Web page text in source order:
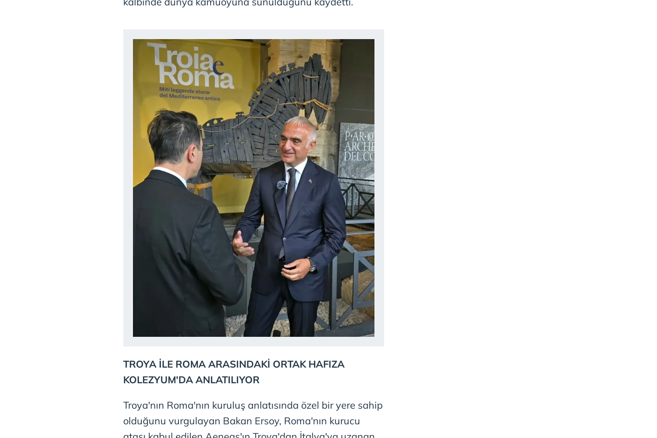
mevzuata uygun olarak kullanılan çerezlerle ilgili bilgi almak için lütfen
TROYA İLE ROMA ARASINDAKİ ORTAK HAFIZA
KOLEZYUM'DA ANLATILIYOR
Troya'nın Roma'nın kuruluş anlatısında özel bir yere sahip
olduğunu vurgulayan Bakan Ersoy, Roma'nın kurucu